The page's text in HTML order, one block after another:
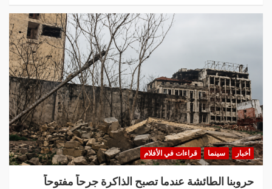
أخبار سينما قراءات في الأفلام
حروبنا الطائشة عندما تصبح الذاكرة جرحاً مفتوحاً